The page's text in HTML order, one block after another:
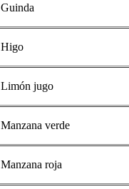
Guinda
Higo
Limón jugo
Manzana verde
Manzana roja